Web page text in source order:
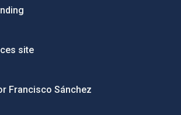
site
Francisco Sánchez